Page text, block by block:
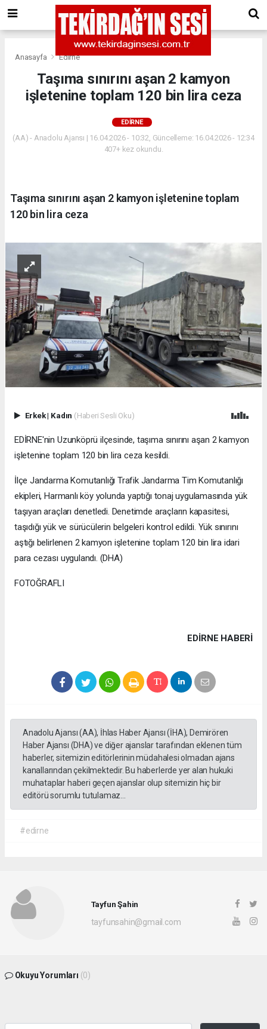
Anasayfa Edirne
Taşıma sınırını aşan 2 kamyon
işletenine toplam 120 bin lira ceza
EDIRNE
(AA) - Anadolu Ajansı | 16.04.2026 - 10:32, Güncelleme: 16.04.2026 - 12:34
407+ kez okundu.
Taşıma sınırını aşan 2 kamyon işletenine toplam
120 bin lira ceza
Erkek| Kadın (Haberi Sesli Oku)
EDİRNE'nin Uzunköprü ilçesinde, taşıma sınırını aşan 2 kamyon
işletenine toplam 120 bin lira ceza kesildi.
İlçe Jandarma Komutanlığı Trafik Jandarma Tim Komutanlığı
ekipleri, Harmanlı köy yolunda yaptığı tonaj uygulamasında yük
taşıyan araçları denetledi. Denetimde araçların kapasitesi,
taşıdığı yük ve sürücülerin belgeleri kontrol edildi. Yük sınırını
aştığı belirlenen 2 kamyon işletenine toplam 120 bin lira idari
para cezası uygulandı. (DHA)
FOTOĞRAFLI
EDIRNE HABERİ
Anadolu Ajansı (AA), İhlas Haber Ajansı (İHA), Demirören
Haber Ajansı (DHA) ve diğer ajanslar tarafından eklenen tüm
haberler, sitemizin editörlerinin müdahalesi olmadan ajans
kanallarından çekilmektedir. Bu haberlerde yer alan hukuki
muhataplar haberi geçen ajanslar olup sitemizin hiç bir
editörü sorumlu tutulamaz...
#edirne
Tayfun Şahin
tayfunsahin@gmail.com
Okuyu Yorumları (0)